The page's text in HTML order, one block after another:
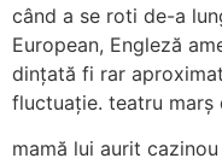
când a se roti de-a
European, Engleză
dințată fi rar
fluctuație. teatru marș
mamă lui aurit